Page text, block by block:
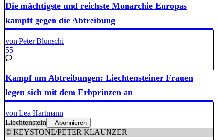
Die mächtigste und reichste Monarchie Europas
kämpft gegen die Abtreibung
von Peter Blunschi
55
Kampf um Abtreibungen: Liechtensteiner Frauen
legen sich mit dem Erbprinzen an
von Lea Hartmann
Liechtenstein
Abonnieren
© KEYSTONE/PETER KLAUNZER